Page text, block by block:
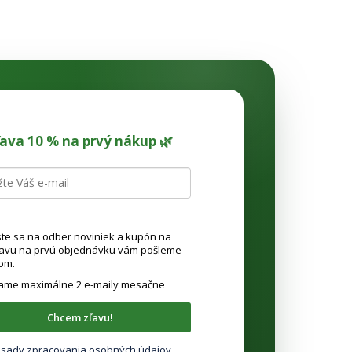
10 % na prvý nákup 🌿
sa na odber noviniek a kupón na
na prvú objednávku vám pošleme
maximálne 2 e-maily mesačne
Chcem zľavu!